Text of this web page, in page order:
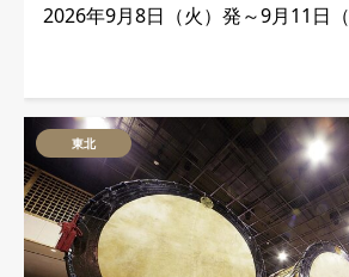
2026年9月8日（火）発～9月11日
東北